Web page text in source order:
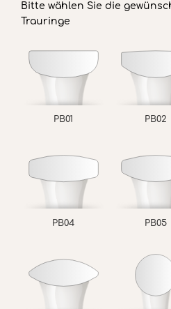
Bitte wählen Sie die
Trauringe
PB01 PB02
PB04 PB05